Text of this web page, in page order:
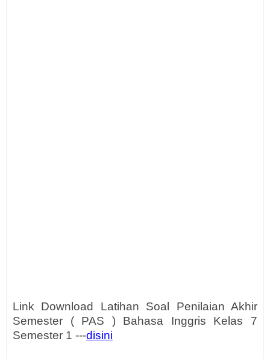
Link Download Latihan Soal Penilaian Akhir
Semester ( PAS ) Bahasa Inggris Kelas 7
Semester 1 ---disini